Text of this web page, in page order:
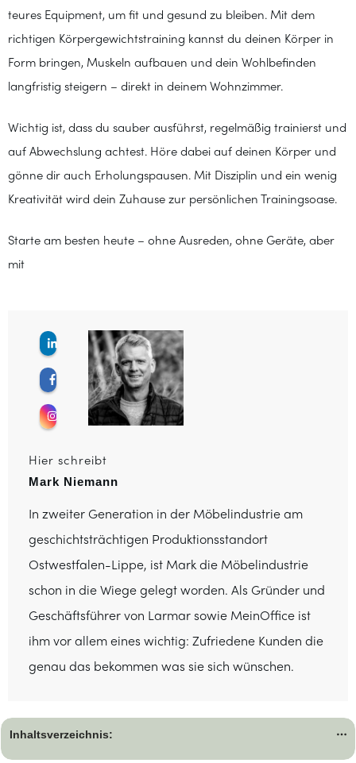
teures Equipment, um fit und gesund zu bleiben. Mit dem
richtigen Körpergewichtstraining kannst du deinen Körper in
Form bringen, Muskeln aufbauen und dein Wohlbefinden
langfristig steigern – direkt in deinem Wohnzimmer.
Wichtig ist, dass du sauber ausführst, regelmäßig trainierst und
auf Abwechslung achtest. Höre dabei auf deinen Körper und
gönne dir auch Erholungspausen. Mit Disziplin und ein wenig
Kreativität wird dein Zuhause zur persönlichen Trainingsoase.
Starte am besten heute – ohne Ausreden, ohne Geräte, aber
mit
Hier schreibt
Mark Niemann
In zweiter Generation in der Möbelindustrie am
geschichtsträchtigen Produktionsstandort
Ostwestfalen-Lippe, ist Mark die Möbelindustrie
schon in die Wiege gelegt worden. Als Gründer und
Geschäftsführer von Larmar sowie MeinOffice ist
ihm vor allem eines wichtig: Zufriedene Kunden die
genau das bekommen was sie sich wünschen.
Inhaltsverzeichnis: